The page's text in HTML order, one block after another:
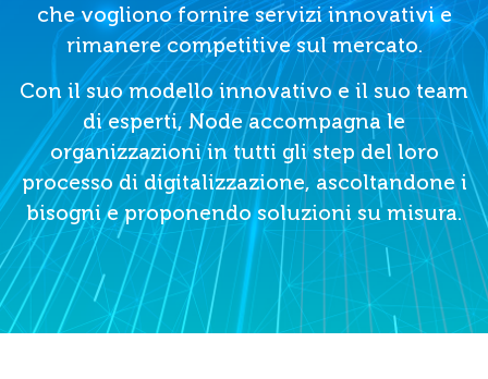
che vogliono fornire servizi innovativi e
rimanere competitive sul mercato.
Con il suo modello innovativo e il suo team
di esperti, Node accompagna le
organizzazioni in tutti gli step del loro
processo di digitalizzazione, ascoltandone i
bisogni e proponendo soluzioni su misura.